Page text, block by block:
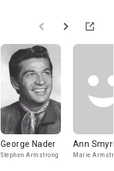
George Nader
Stephen Armstrong
Ann
Marie